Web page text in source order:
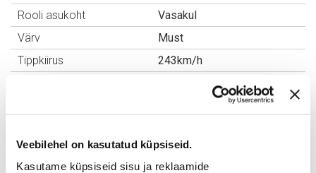
Veebilehel on kasutatud küpsiseid.
Kasutame küpsiseid sisu ja reklaamide
Rooli asukoht
Vasakul
Värv
Must
Tippkiirus
243km/h
10.7 l/100km
käibemaksuga)